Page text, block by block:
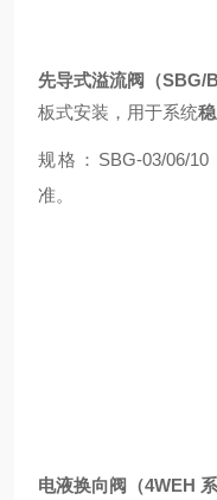
先导式溢流阀（SBG/
板式安装，用于系统
规格：SBG-03/06/
准。
电液换向阀（4WEH 系